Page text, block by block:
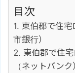
目次
東伯郡で住
市銀行）
東伯郡で住
（ネットバンク